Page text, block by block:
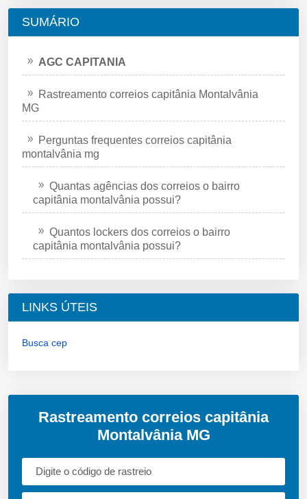
SUMÁRIO
AGC CAPITANIA
Rastreamento correios capitânia Montalvânia
MG
Perguntas frequentes correios capitânia
montalvânia mg
Quantas agências dos correios o bairro
capitânia montalvânia possui?
Quantos lockers dos correios o bairro
capitânia montalvânia possui?
LINKS ÚTEIS
Busca cep
Rastreamento correios capitânia
Montalvânia MG